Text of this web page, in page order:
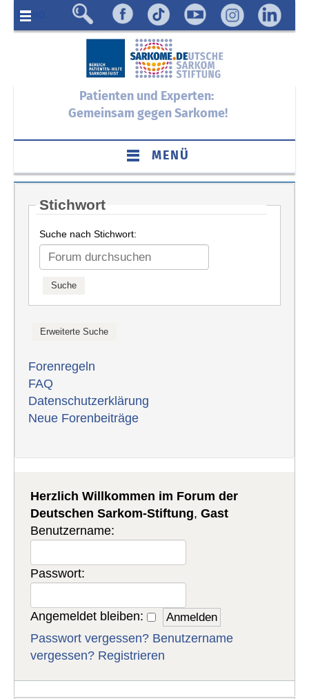
Menü
Patienten und Experten:
Gemeinsam gegen Sarkome!
MENÜ
Stichwort
Suche nach Stichwort:
Forenregeln
FAQ
Datenschutzerklärung
Neue Forenbeiträge
Herzlich Willkommen im Forum der
Deutschen Sarkom-Stiftung,Gast
Benutzername:
Passwort:
Angemeldet bleiben:
Passwort vergessen? Benutzername
vergessen? Registrieren